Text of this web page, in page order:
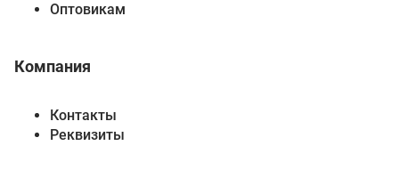
Оптовикам
Компания
Контакты
Реквизиты